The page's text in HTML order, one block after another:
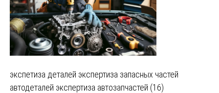
Навигация
экспетиза деталей экспертиза запасных частей
автодеталей экспертиза автозапчастей (16)